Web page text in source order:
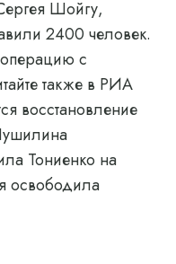
Шойгу,
2400 человек.
с
также в РИА
восстановление
Тониенко на
освободила